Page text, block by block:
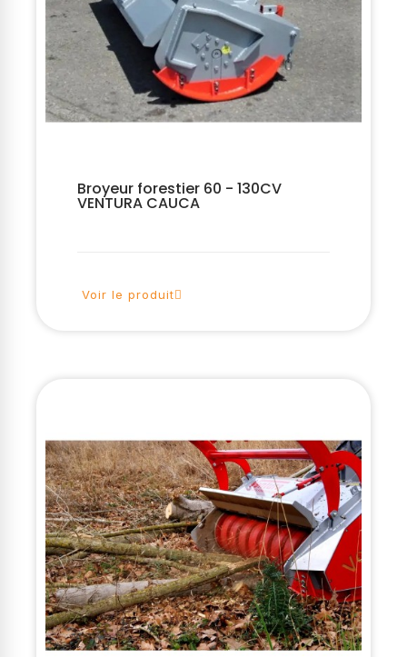
Broyeur forestier 60 - 130CV
VENTURA CAUCA
Voir le produit